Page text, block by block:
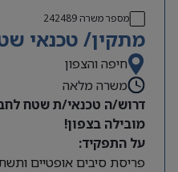
תנאים:
רכב צמוד וטלפון סלולרי
שכר גבוה
מיקום: קדימה צורן
מספר משרה242489
מתקין/ טכנאי
חיפה והצפון
משרה מלאה
דרוש/ה טכנאי/ת שטח
מובילה בצפון!
על התפקיד:
פריסת סיבים אופטיים